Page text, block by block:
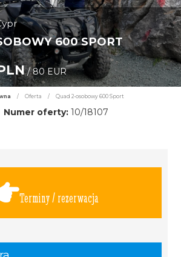
600 SPORT
/ 80 EUR
/ Oferta / Quad 2-osobowy 600 Sport
Numer oferty:10/18107
Terminy / rezerwacja